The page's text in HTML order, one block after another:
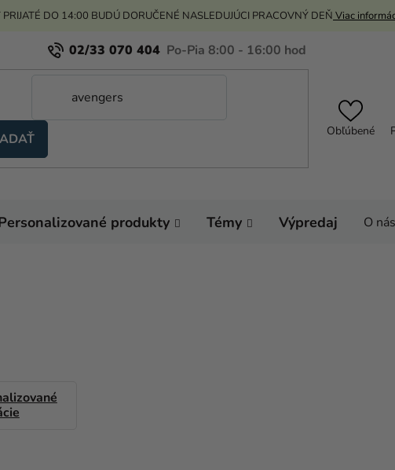
PRIJATÉ DO 14:00 BUDÚ DORUČENÉ NASLEDUJÚCI PRACOVNÝ DEŇ Viac
02/33 070 404
Obľúbené
produkty Témy Výpredaj O nás